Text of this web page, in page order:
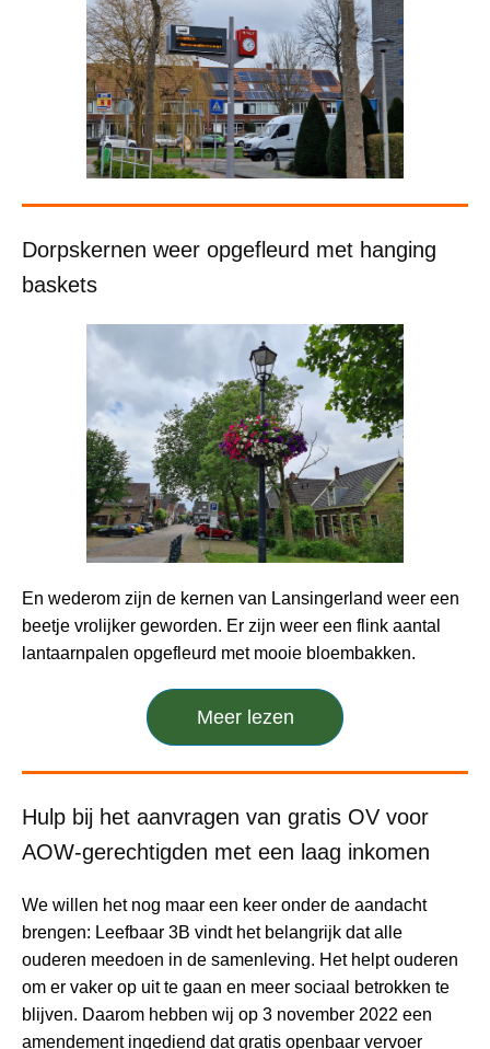
Dorpskernen weer opgefleurd met hanging
baskets
En wederom zijn de kernen van Lansingerland weer een
beetje vrolijker geworden. Er zijn weer een flink aantal
lantaarnpalen opgefleurd met mooie bloembakken.
Meer lezen
Hulp bij het aanvragen van gratis OV voor
AOW-gerechtigden met een laag inkomen
We willen het nog maar een keer onder de aandacht
brengen: Leefbaar 3B vindt het belangrijk dat alle
ouderen meedoen in de samenleving. Het helpt ouderen
om er vaker op uit te gaan en meer sociaal betrokken te
blijven. Daarom hebben wij op 3 november 2022 een
amendement ingediend dat gratis openbaar vervoer